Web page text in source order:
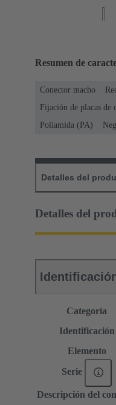
Resumen de
Conector macho
Fijación de placas
Poliamida (PA)
Detalles del
Detalles del
Categoría
Identificación
Elemento
Serie
Descripción del